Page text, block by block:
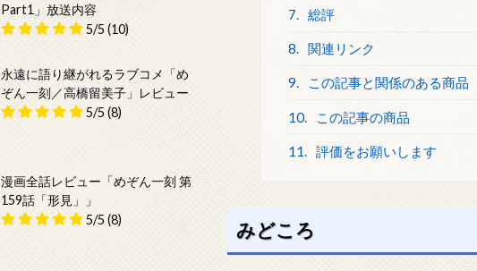
7. 総評
8. 関連リンク
9. この記事と関係のある商品
10. この記事の商品
11. 評価をお願いします
みどころ
Part1」放送内容
5/5 (10)
永遠に語り継がれるラブコメ「め
ぞん一刻／高橋留美子」レビュー
5/5 (8)
漫画全話レビュー「めぞん一刻 第
159話「形見」」
5/5 (8)